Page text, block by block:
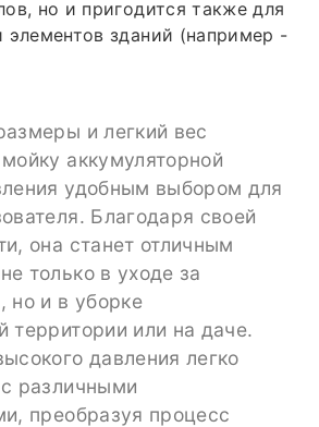
но и пригодится также для
зданий (например -
и легкий вес
аккумуляторной
удобным выбором для
Благодаря своей
она станет отличным
только в уходе за
но и в уборке
территории или на даче.
давления легко
различными
преобразуя процесс